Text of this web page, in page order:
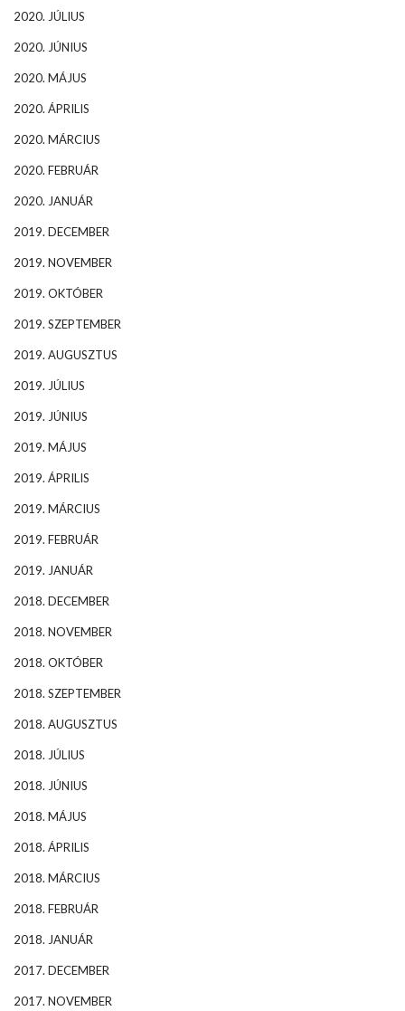
2020. JÚLIUS
2020. JÚNIUS
2020. MÁJUS
2020. ÁPRILIS
2020. MÁRCIUS
2020. FEBRUÁR
2020. JANUÁR
2019. DECEMBER
2019. NOVEMBER
2019. OKTÓBER
2019. SZEPTEMBER
2019. AUGUSZTUS
2019. JÚLIUS
2019. JÚNIUS
2019. MÁJUS
2019. ÁPRILIS
2019. MÁRCIUS
2019. FEBRUÁR
2019. JANUÁR
2018. DECEMBER
2018. NOVEMBER
2018. OKTÓBER
2018. SZEPTEMBER
2018. AUGUSZTUS
2018. JÚLIUS
2018. JÚNIUS
2018. MÁJUS
2018. ÁPRILIS
2018. MÁRCIUS
2018. FEBRUÁR
2018. JANUÁR
2017. DECEMBER
2017. NOVEMBER